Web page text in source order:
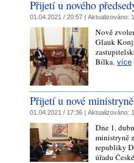
Přijetí u nového
01.04.2021 / 20:57 | Aktualizováno:
Nově
Glauk
Bílka. více
Přijetí u nové
01.04.2021 / 17:36 | Aktualizováno:
Dne 1.
ministryně
republiky
úřadu